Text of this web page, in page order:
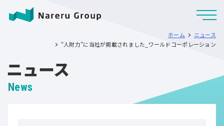
ホーム
ニュース
“人財力”に当社が掲載されました_ワールドコーポレーション
ニュース
News